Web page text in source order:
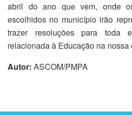
abril do ano que vem, onde
escolhidos no município irão
trazer resoluções para toda
relacionada à Educação na nossa
Autor: ASCOM/PMPA